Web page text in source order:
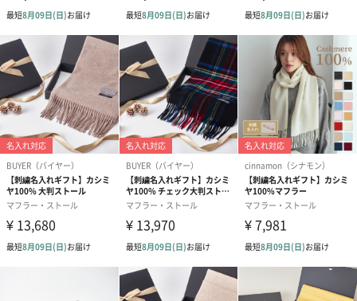
で色落ち、色移りすることがありますのでご注意ください。
商品詳細情報
サイズ W160cm × H 70cm(free size)
商品オプション情報
ラッピング